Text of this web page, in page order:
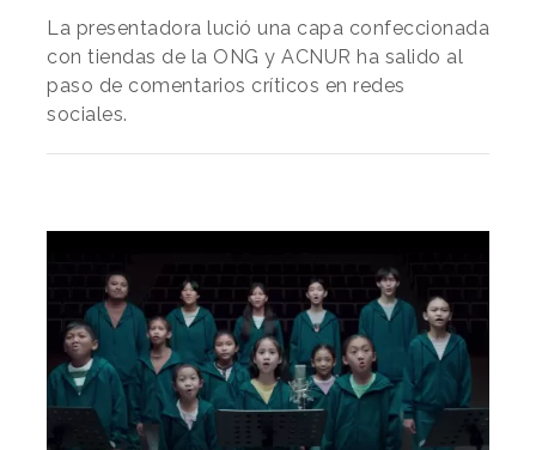
La presentadora lució una capa confeccionada
con tiendas de la ONG y ACNUR ha salido al
paso de comentarios críticos en redes
sociales.